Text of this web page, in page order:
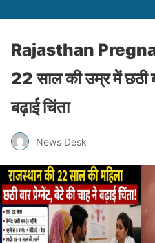
Rajasthan
22 साल की उम्र में छठी
बढ़ाई चिंता
News Desk